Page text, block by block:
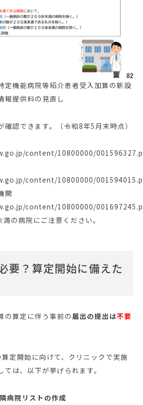
定機能病院等紹介患者受入加算の新設
報提供料の見直し
認できます。（令和8年5月末時点）
content/10800000/
content/10800000/
関
content/10800000/
の病院にご注意ください。
要？算定開始に備えた
の算定に伴う事前の 届出の提出は不要
定開始に向けて、クリニックで実施
ては、以下が挙げられます。
病院リストの作成